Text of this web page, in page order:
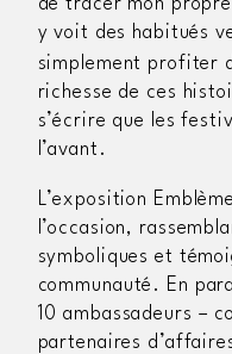
de tracer mon
y voit des habitués
simplement profiter
richesse de ces
s’écrire que les
l’avant.
L’exposition Emblème
l’occasion,
symboliques et
communauté. En
10 ambassadeurs –
partenaires